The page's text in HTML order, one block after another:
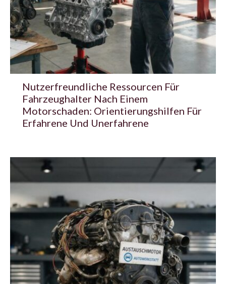
Nutzerfreundliche Ressourcen Für
Fahrzeughalter Nach Einem
Motorschaden: Orientierungshilfen Für
Erfahrene Und Unerfahrene